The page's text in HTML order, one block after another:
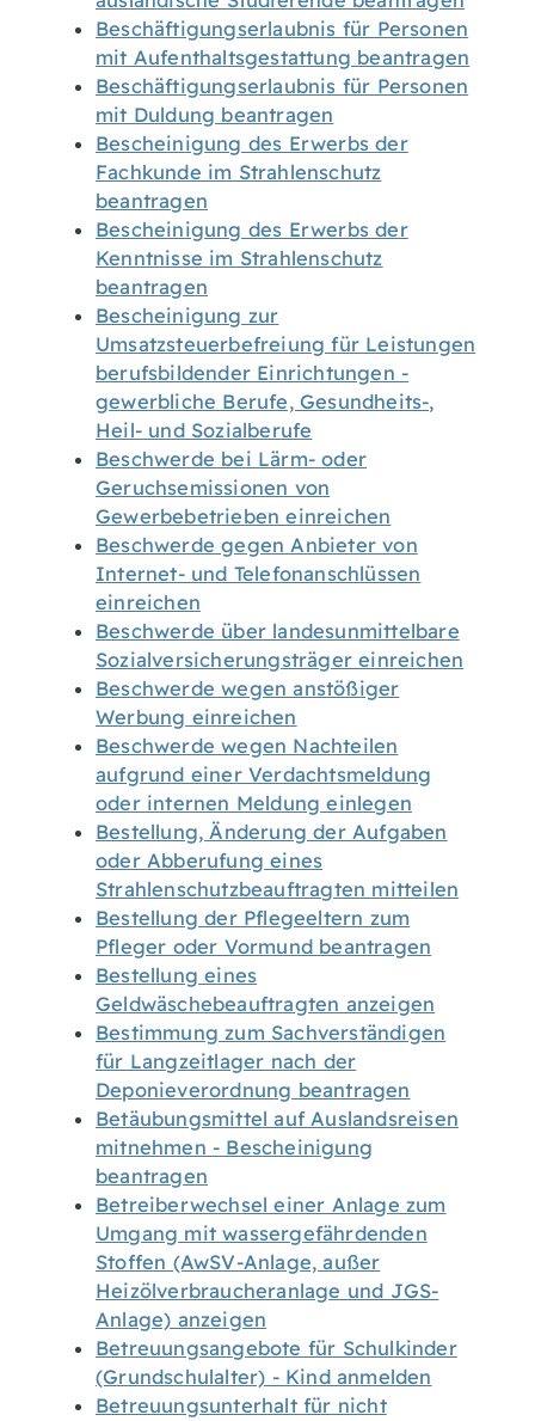
Beschäftigungserlaubnis für Personen
mit Aufenthaltsgestattung beantragen
Beschäftigungserlaubnis für Personen
mit Duldung beantragen
Bescheinigung des Erwerbs der
Fachkunde im Strahlenschutz
beantragen
Bescheinigung des Erwerbs der
Kenntnisse im Strahlenschutz
beantragen
Bescheinigung zur
Umsatzsteuerbefreiung für Leistungen
berufsbildender Einrichtungen -
gewerbliche Berufe, Gesundheits-,
Heil- und Sozialberufe
Beschwerde bei Lärm- oder
Geruchsemissionen von
Gewerbebetrieben einreichen
Beschwerde gegen Anbieter von
Internet- und Telefonanschlüssen
einreichen
Beschwerde über landesunmittelbare
Sozialversicherungsträger einreichen
Beschwerde wegen anstößiger
Werbung einreichen
Beschwerde wegen Nachteilen
aufgrund einer Verdachtsmeldung
oder internen Meldung einlegen
Bestellung, Änderung der Aufgaben
oder Abberufung eines
Strahlenschutzbeauftragten mitteilen
Bestellung der Pflegeeltern zum
Pfleger oder Vormund beantragen
Bestellung eines
Geldwäschebeauftragten anzeigen
Bestimmung zum Sachverständigen
für Langzeitlager nach der
Deponieverordnung beantragen
Betäubungsmittel auf Auslandsreisen
mitnehmen - Bescheinigung
beantragen
Betreiberwechsel einer Anlage zum
Umgang mit wassergefährdenden
Stoffen (AwSV-Anlage, außer
Heizölverbraucheranlage und JGS-
Anlage) anzeigen
Betreuungsangebote für Schulkinder
(Grundschulalter) - Kind anmelden
Betreuungsunterhalt für nicht